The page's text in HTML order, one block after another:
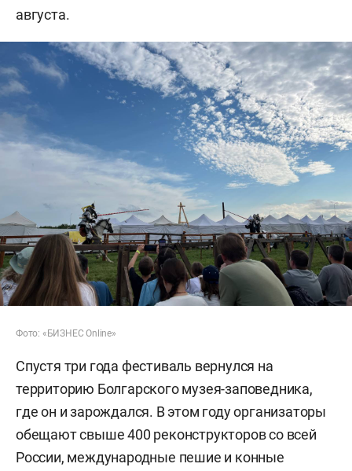
августа.
Фото: «БИЗНЕС Online»
Спустя три года фестиваль вернулся на
территорию Болгарского музея-заповедника,
где он и зарождался. В этом году организаторы
обещают свыше 400 реконструкторов со всей
России, международные пешие и конные